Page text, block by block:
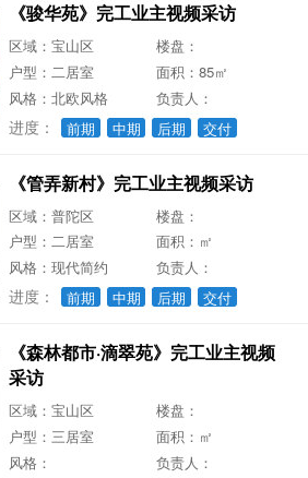
《骏华苑》完工业主视频采访
区域：宝山区
楼盘：
户型：二居室
面积：85㎡
风格：北欧风格
负责人：
进度： 前期 中期 后期 交付
《管弄新村》完工业主视频采访
区域：普陀区
楼盘：
户型：二居室
面积：㎡
风格：现代简约
负责人：
进度： 前期 中期 后期 交付
《森林都市·滴翠苑》完工业主视频
采访
区域：宝山区
楼盘：
户型：三居室
面积：㎡
风格：
负责人：